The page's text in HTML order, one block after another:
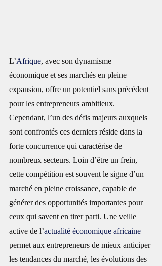
L’Afrique, avec son dynamisme
économique et ses marchés en pleine
expansion, offre un potentiel sans précédent
pour les entrepreneurs ambitieux.
Cependant, l’un des défis majeurs auxquels
sont confrontés ces derniers réside dans la
forte concurrence qui caractérise de
nombreux secteurs. Loin d’être un frein,
cette compétition est souvent le signe d’un
marché en pleine croissance, capable de
générer des opportunités importantes pour
ceux qui savent en tirer parti. Une veille
active de l’actualité économique africaine
permet aux entrepreneurs de mieux anticiper
les tendances du marché, les évolutions des